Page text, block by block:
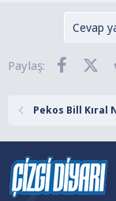
e
Cevap
Paylaş:
Pekos Bill Kıral